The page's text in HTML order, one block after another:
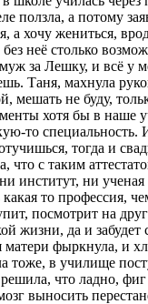
ползла, а потому
а хочу жениться,
неё столько
за Лешку, и всё у
Таня, махнула
мешать не буду,
хотя бы в наше
то
тогда и
с таким
институт, ни ученая
то профессия,
посмотрит на
жизни, да и забудет
матери фыркнула, и
тоже, в училище
что ладно,
выносить